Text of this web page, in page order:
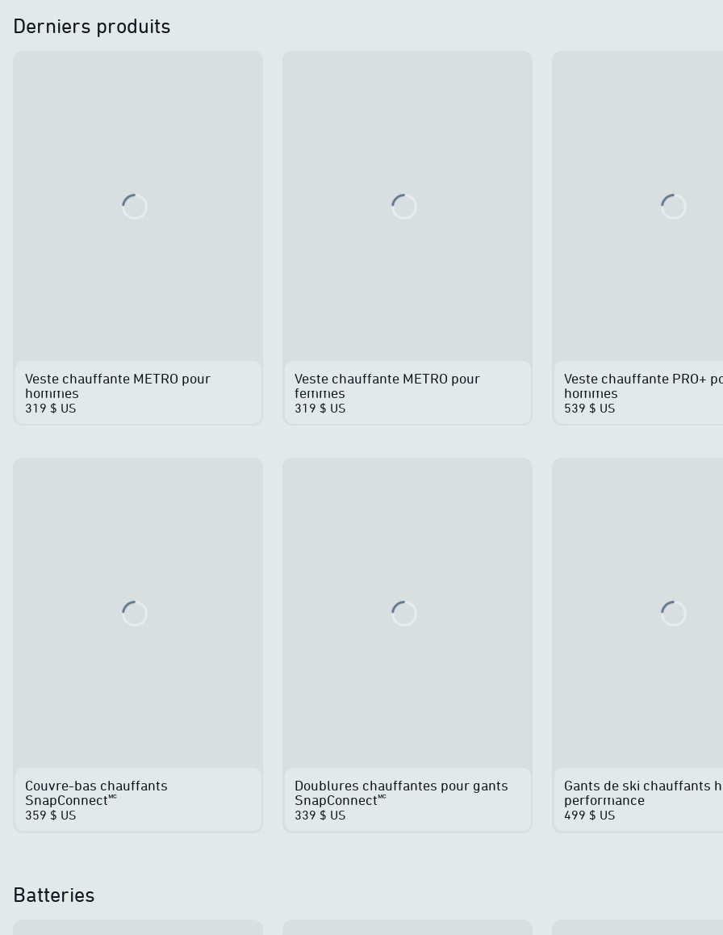
Derniers produits
Veste chauffante METRO pour
hommes
319 $ US
Veste chauffante METRO pour
femmes
319 $ US
Veste chauffante PRO+
hommes
539 $ US
Couvre-bas chauffants
SnapConnect🅪
359 $ US
Doublures chauffantes pour gants
SnapConnect🅪
339 $ US
Gants de ski chauffants
performance
499 $ US
Batteries